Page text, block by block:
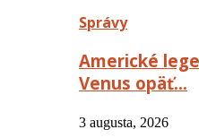
Správy
Americké
Venus opäť…
3 augusta, 2026